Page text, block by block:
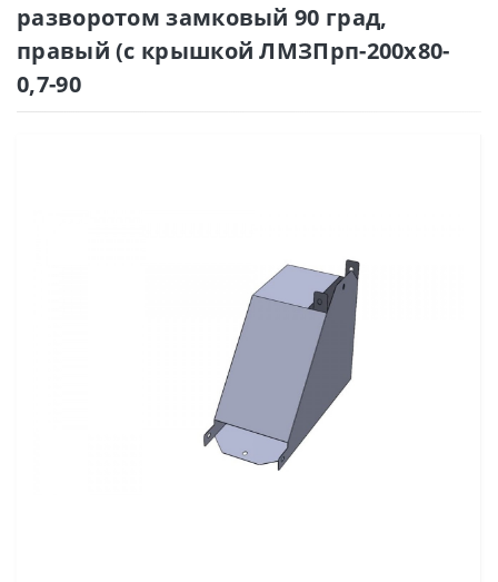
разворотом замковый 90 град,
правый (с крышкой ЛМЗПрп-200х80-
0,7-90